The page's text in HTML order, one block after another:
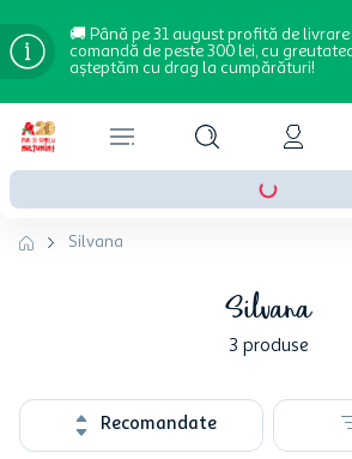
🚚 Până pe 31 august profită de
comandă de peste 300 lei, cu
așteptăm cu drag la cumpărături!
Silvana
Silvana
3 produse
Recomandate